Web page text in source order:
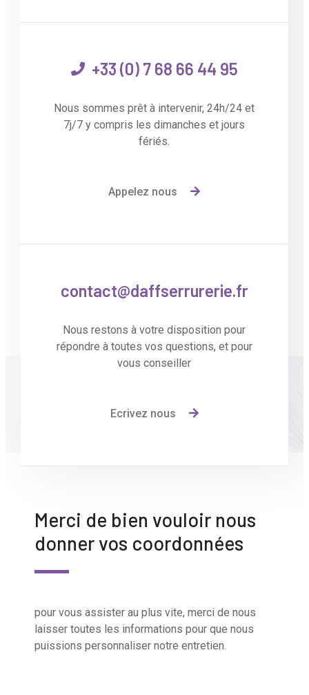
+33 (0) 7 68 66 44 95
Nous sommes prêt à intervenir, 24h/24 et
7j/7 y compris les dimanches et jours
fériés.
Appelez nous
contact@daffserrurerie.fr
Nous restons à votre disposition pour
répondre à toutes vos questions, et pour
vous conseiller
Ecrivez nous
Merci de bien vouloir nous
donner vos coordonnées
pour vous assister au plus vite, merci de nous
laisser toutes les informations pour que nous
puissions personnaliser notre entretien.